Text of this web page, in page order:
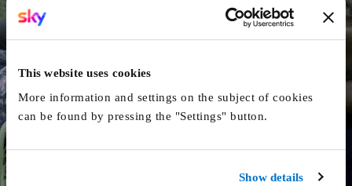
This website uses cookies
More information and settings on the subject of cookies
can be found by pressing the "Settings" button.
Show details